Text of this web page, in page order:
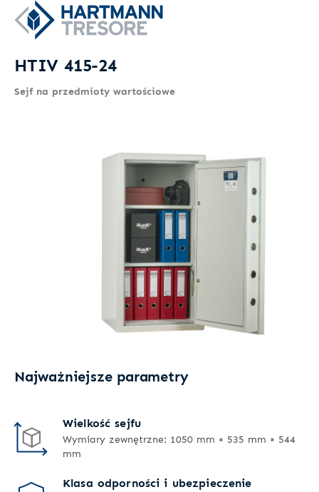
HTIV 415-24
Sejf na przedmioty wartościowe
Najważniejsze parametry
Wielkość sejfu
Wymiary zewnętrzne: 1050 mm × 535 mm × 544
mm
Klasa odporności i ubezpieczenie